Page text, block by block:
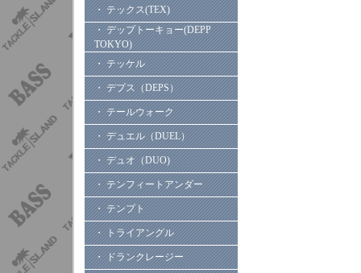
・ テックス(TEX)
・ デップトーキョー(DEPP
TOKYO)
・ テッケル
・ デプス（DEPS）
・ テールウォーク
・ デュエル（DUEL）
・ デュオ（DUO)
・ テンフィートアンダー
・ テンプト
・ トライアングル
・ ドランクレージー